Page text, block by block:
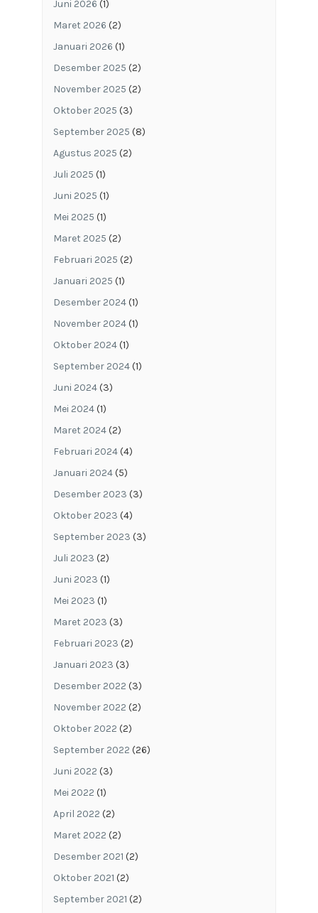
Juni 2026 (1)
Maret 2026 (2)
Januari 2026 (1)
Desember 2025 (2)
November 2025 (2)
Oktober 2025 (3)
September 2025 (8)
Agustus 2025 (2)
Juli 2025 (1)
Juni 2025 (1)
Mei 2025 (1)
Maret 2025 (2)
Februari 2025 (2)
Januari 2025 (1)
Desember 2024(1)
November 2024(1)
Oktober 2024(1)
September 2024(1)
Juni 2024(3)
Mei 2024(1)
Maret 2024(2)
Februari 2024(4)
Januari 2024(5)
Desember 2023 (3)
Oktober 2023 (4)
September 2023 (3)
Juli 2023 (2)
Juni 2023 (1)
Mei 2023 (1)
Maret 2023 (3)
Februari 2023 (2)
Januari 2023 (3)
Desember 2022 (3)
November 2022 (2)
Oktober 2022 (2)
September 2022 (26)
Juni 2022 (3)
Mei 2022 (1)
April 2022 (2)
Maret 2022 (2)
Desember 2021 (2)
Oktober 2021 (2)
September 2021 (2)